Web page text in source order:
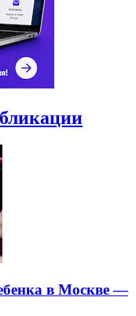
в Москве —